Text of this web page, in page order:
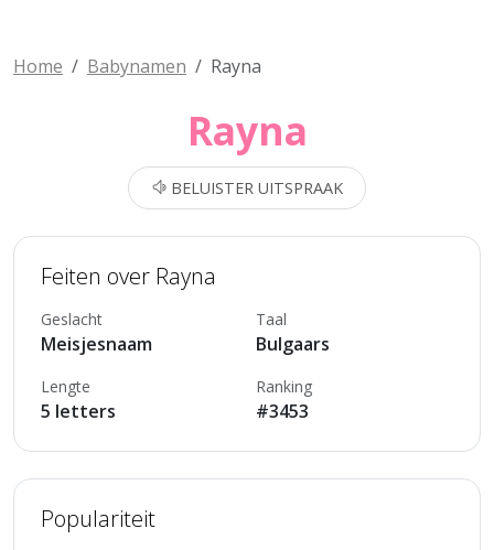
Home Babynamen Rayna
Rayna
BELUISTER UITSPRAAK
Feiten over Rayna
Geslacht
Meisjesnaam
Taal
Bulgaars
Lengte
5 letters
Ranking
#3453
Populariteit